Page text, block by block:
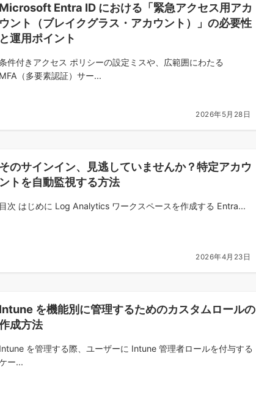
Microsoft Entra ID における「緊急アクセス用アカ
ウント（ブレイクグラス・アカウント）」の必要性
と運用ポイント
件付きアクセス ポリシーの設定ミスや、広範囲にわたる
MFA（多要素認証）サー...
2026年5月28日
そのサインイン、見逃していませんか？特定アカウ
ントを自動監視する方法
目次 はじめに Log Analytics ワークスペースを作成する Entra...
2026年4月23日
Intune を機能別に管理するためのカスタムロールの
成方法
Intune を管理する際、ユーザーに Intune 管理者ロールを付与する
ー...